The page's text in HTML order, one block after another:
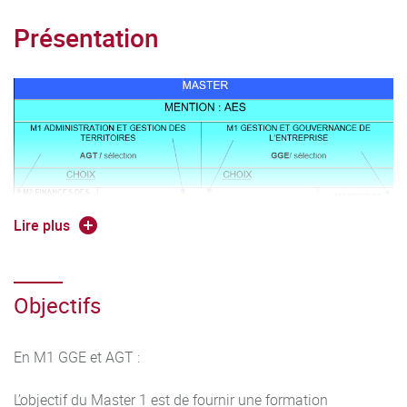
Présentation
En M1 :
et management des fonctions publiques.
Lire plus
Objectifs
En M1 GGE et AGT :
L’objectif du Master 1 est de fournir une formation